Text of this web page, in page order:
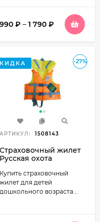
990 ₽ – 1 790 ₽
-27%
АРТИКУЛ: 1508143
Страховочный жилет
Русская охота
20 кг)
Купить cтраховочный
жилет для детей
дошкольного возраста...